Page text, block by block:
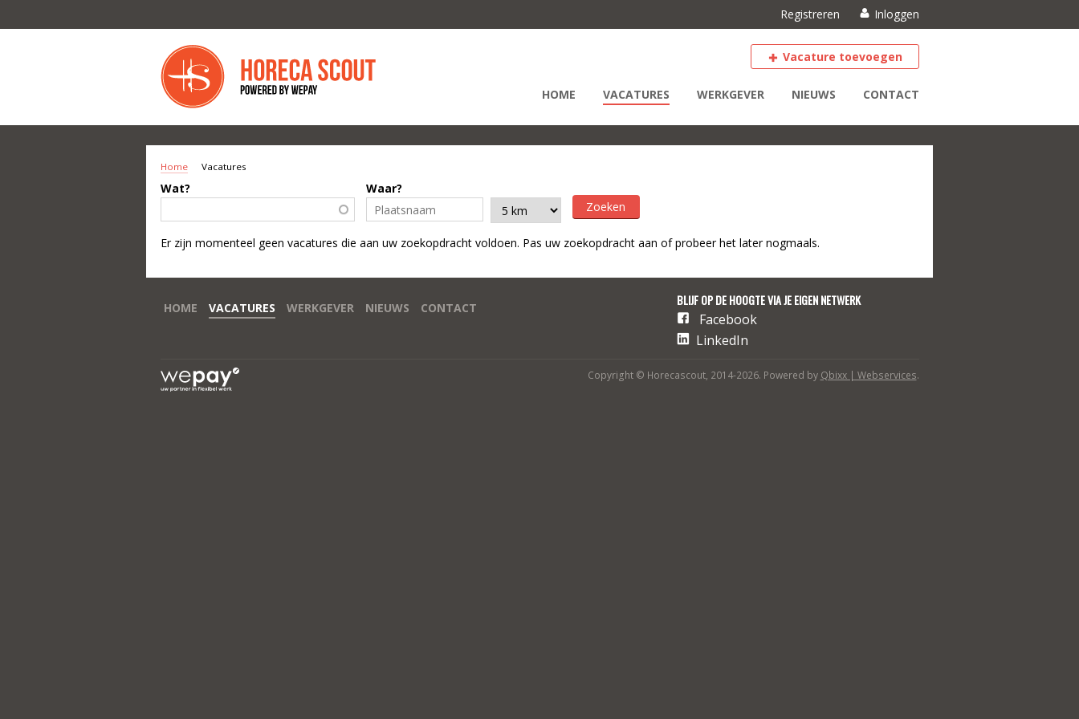
Registreren Inloggen
Vacature toevoegen
HOME VACATURES WERKGEVER NIEUWS CONTACT
U BENT HIER
Home Vacatures
Wat? Waar?
Er zijn momenteel geen vacatures die aan uw zoekopdracht voldoen. Pas uw zoekopdracht aan of probeer het later nogmaals.
HOME VACATURES WERKGEVER NIEUWS CONTACT BLIJF OP DE HOOGTE VIA JE EIGEN NETWERK
Facebook
LinkedIn
Copyright © Horecascout, 2014-2026. Powered by Qbixx | Webservices.